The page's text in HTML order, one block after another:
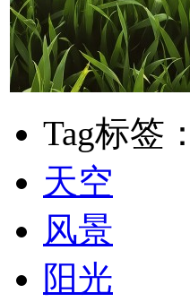
Tag标签：
天空
风景
阳光